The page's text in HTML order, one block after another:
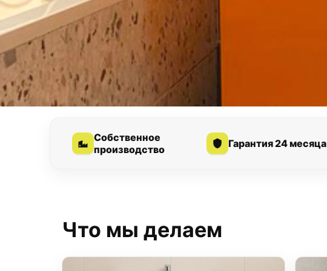
Собственное
производство
Гарантия 24 месяца
Что мы делаем